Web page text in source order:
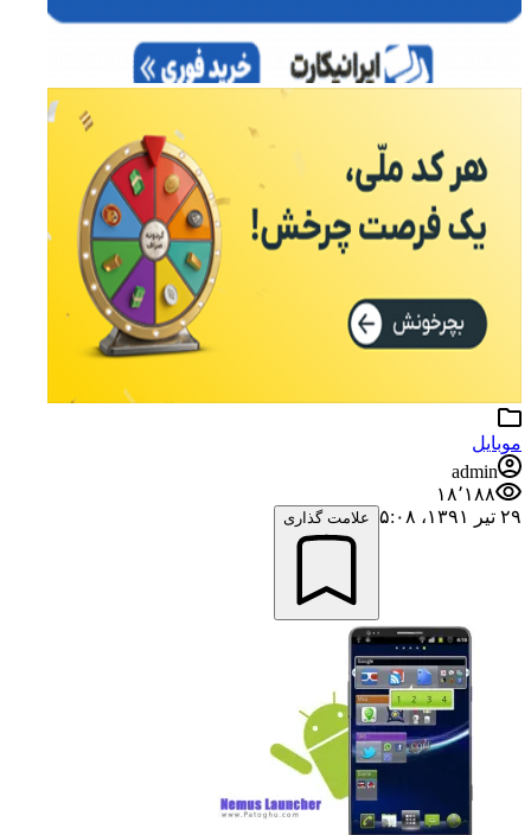
موبایل
admin
۱۸٬۱۸۸
۲۹ تیر ۱۳۹۱،‏ ۵:۰۸
علامت گذاری